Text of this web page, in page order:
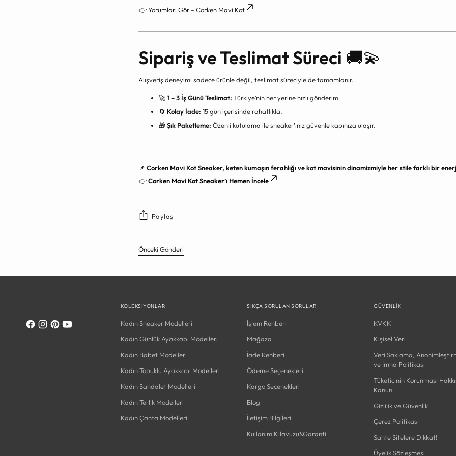
👉Yorumları Gör – Corken Mavi Kot
Sipariş ve Teslimat Süreci 🚚💫
Alışveriş deneyimi sadece ürünle değil, teslimat süreciyle de tamamlanır.
🚀1 – 3 İş Günü Teslimat: Türkiye’nin her yerine hızlı gönderim.
🔄 Kolay İade: 15 gün içerisinde rahatlıkla.
🎁Şık Paketleme: Özenli kutulama ile sneaker’ınız güvenle kapınıza ulaşır.
📌 Corken Mavi Kot Sneaker, keten kumaşın ferahlığı ve kot mavisinin dinamizmiyle her stile farklı bir
👉Corken Mavi Kot Sneaker’ı Hemen İncele
Paylaş
Önceki Gönderi
KOLEKSIYONLAR
Kadın Sneaker Modelleri
Kadın Günlük Ayakkabı Modelleri
Kadın Babet Modelleri
Kadın Topuklu Ayakkabı Modelleri
Kadın Sandalet Modelleri
Kadın Terlik Modelleri
Kadın Çanta Modelleri
SIKÇA SORULAN SORULAR
İşlem Rehberi
Mağaza
İade Rehberi
Ödeme Seçenekleri
Kargo Seçenekleri
Blog
İletişim Bilgileri
Kullanım Kılavuzu&Garanti
GÜVENLIK
KVKK
Kişisel Veri
Veri Saklama,
ve İmha Politikası
Tüketicinin Korunması
Kanun
Gizlilik ve Güvenlik
Çerez Politikası
Sahte Sitelere Dikkat!
Üyelik Sözleşmesi